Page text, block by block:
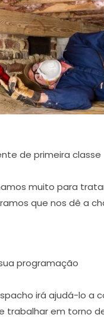
de primeira classe
muito para
que nos dê a
programação
irá ajudá-lo a
em torno